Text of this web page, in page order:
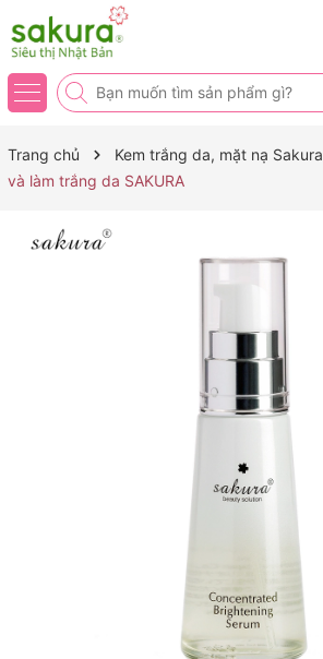
Trang chủ Kem trắng da, mặt nạ Sakura
và làm trắng da SAKURA